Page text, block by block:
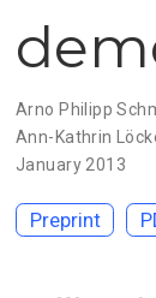
Arno Philipp
Ann-Kathrin
January 2013
Preprint